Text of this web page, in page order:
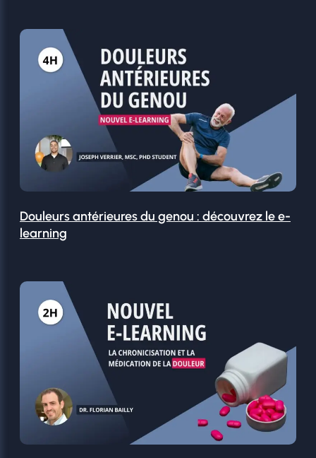
Douleurs antérieures du genou : découvrez le e-
learning